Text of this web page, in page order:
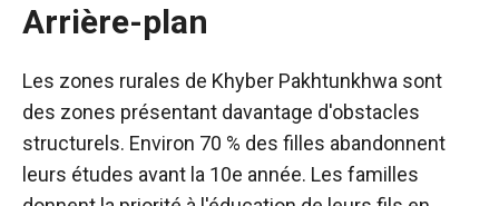
Arrière-plan
Les zones rurales de Khyber Pakhtunkhwa sont
des zones présentant davantage d'obstacles
structurels. Environ 70 % des filles abandonnent
leurs études avant la 10e année. Les familles